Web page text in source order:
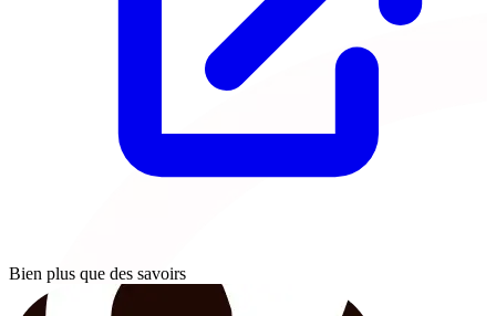
Bien plus que des savoirs